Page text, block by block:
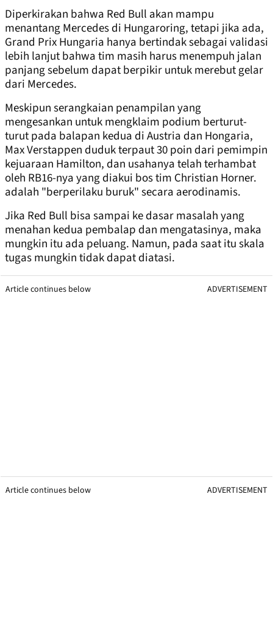
Diperkirakan bahwa Red Bull akan mampu
menantang Mercedes di Hungaroring, tetapi jika ada,
Grand Prix Hungaria hanya bertindak sebagai validasi
lebih lanjut bahwa tim masih harus menempuh jalan
panjang sebelum dapat berpikir untuk merebut gelar
dari Mercedes.
Meskipun serangkaian penampilan yang
mengesankan untuk mengklaim podium berturut-
turut pada balapan kedua di Austria dan Hongaria,
Max Verstappen duduk terpaut 30 poin dari pemimpin
kejuaraan Hamilton, dan usahanya telah terhambat
oleh RB16-nya yang diakui bos tim Christian Horner.
adalah "berperilaku buruk" secara aerodinamis.
Jika Red Bull bisa sampai ke dasar masalah yang
menahan kedua pembalap dan mengatasinya, maka
mungkin itu ada peluang. Namun, pada saat itu skala
tugas mungkin tidak dapat diatasi.
Article continues below ADVERTISEMENT
Article continues below ADVERTISEMENT